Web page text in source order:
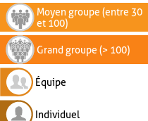
Moyen groupe (entre 30
et 100)
Grand groupe (> 100)
Équipe
Individuel